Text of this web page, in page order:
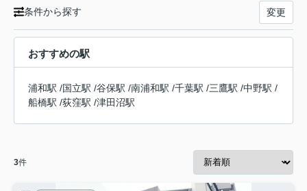
条件から探す 変更
おすすめの駅
浦和駅 /国立駅 /谷保駅 /南浦和駅 /千葉駅 /三鷹駅 /中野駅 /
船橋駅 /荻窪駅 /津田沼駅
3件